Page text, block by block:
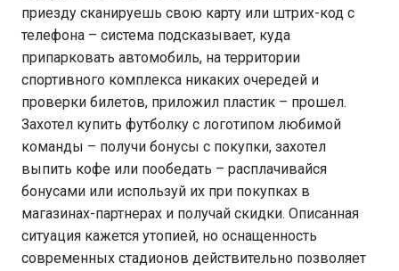
приезду сканируешь свою карту или штрих-код с
телефона – система подсказывает, куда
припарковать автомобиль, на территории
спортивного комплекса никаких очередей и
проверки билетов, приложил пластик – прошел.
Захотел купить футболку с логотипом любимой
команды – получи бонусы с покупки, захотел
выпить кофе или пообедать – расплачивайся
бонусами или используй их при покупках в
магазинах-партнерах и получай скидки. Описанная
ситуация кажется утопией, но оснащенность
современных стадионов действительно позволяет